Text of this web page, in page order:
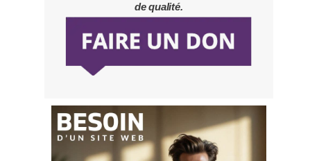
de qualité.